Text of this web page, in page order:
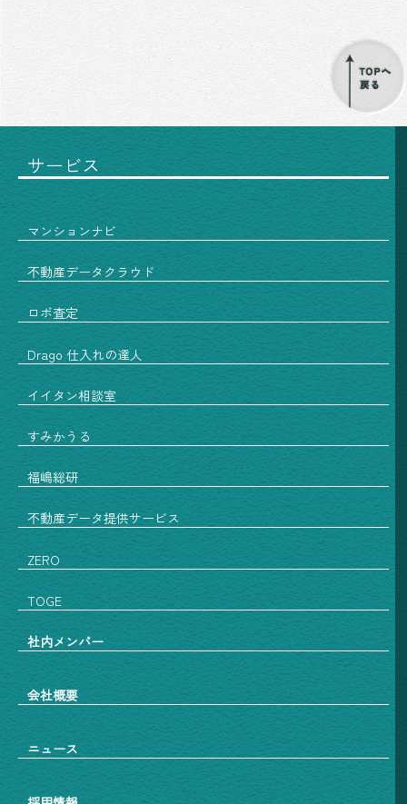
サービス
マンションナビ
不動産データクラウド
ロボ査定
Drago 仕入れの達人
イイタン相談室
すみかうる
福嶋総研
不動産データ提供サービス
ZERO
TOGE
社内メンバー
会社概要
ニュース